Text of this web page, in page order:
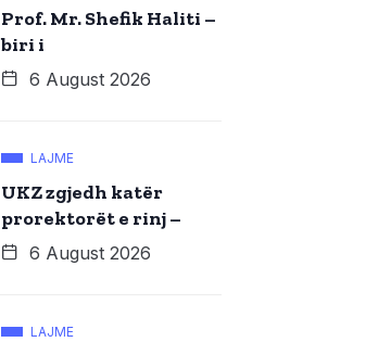
Prof. Mr. Shefik Haliti –
biri i
6 August 2026
LAJME
UKZ zgjedh katër
prorektorët e rinj –
6 August 2026
LAJME